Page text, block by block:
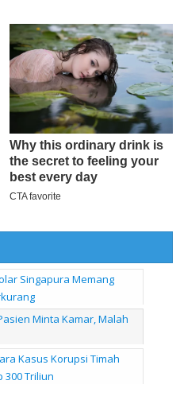
Singapura Memang
Minta Kamar, Malah
Kasus Korupsi Timah
300 Triliun